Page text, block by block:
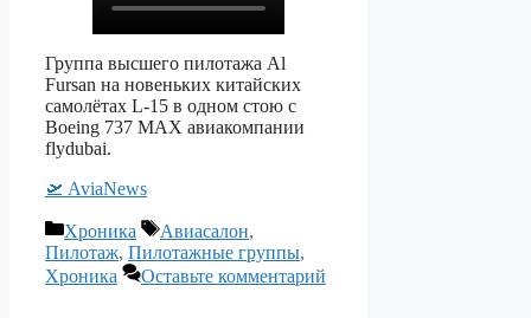
Группа высшего пилотажа Al
Fursan на новеньких китайских
самолётах L-15 в одном стою с
Boeing 737 MAX авиакомпании
flydubai.
🛫️️ AviaNews
Рубрики
Хроника Метки
Авиасалон,
Пилотаж, Пилотажные группы,
Хроника
Оставьте комментарий